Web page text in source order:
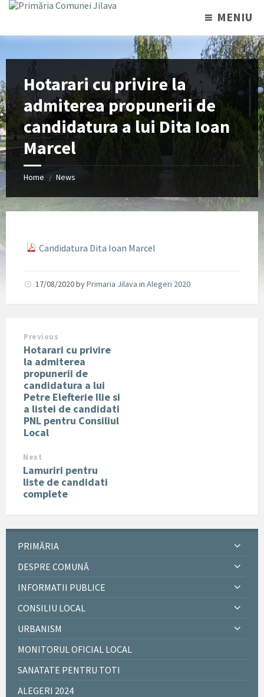
MENIU
Hotarari cu privire la
admiterea propunerii de
candidatura a lui Dita Ioan
Marcel
Home / News
Candidatura Dita Ioan Marcel
17/08/2020byPrimaria Jilava in Alegeri 2020
Previous
Hotarari cu privire
la admiterea
propunerii de
candidatura a lui
Petre Elefterie Ilie si
a listei de candidati
PNL pentru Consiliul
Local
Next
Lamuriri pentru
liste de candidati
complete
PRIMĂRIA
DESPRE COMUNĂ
INFORMATII PUBLICE
CONSILIU LOCAL
URBANISM
MONITORUL OFICIAL LOCAL
SANATATE PENTRU TOTI
ALEGERI 2024